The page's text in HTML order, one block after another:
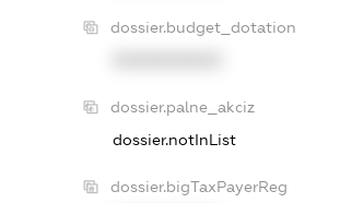
dossier.budget_dotation
dossier.palne_akciz
dossier.notInList
dossier.bigTaxPayerReg